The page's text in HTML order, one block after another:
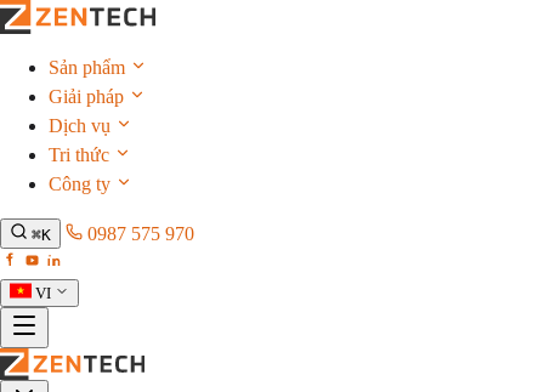
Sản phẩm
Giải pháp
Dịch vụ
Tri thức
Công ty
⌘K 0987 575 970
VI